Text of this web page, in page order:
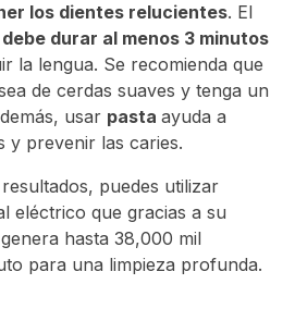
los dientes relucientes. El
debe durar al menos 3 minutos
la lengua. Se recomienda que
de cerdas suaves y tenga un
usar pastaayuda a
y prevenir las caries.
puedes utilizar
eléctrico que gracias a su
hasta 38,000 mil
para una limpieza profunda.